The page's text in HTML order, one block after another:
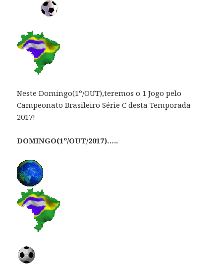
Neste Domingo(1º/OUT),teremos o 1 Jogo pelo
Campeonato Brasileiro Série C desta Temporada
2017!
DOMINGO(1º/OUT/2017)…..